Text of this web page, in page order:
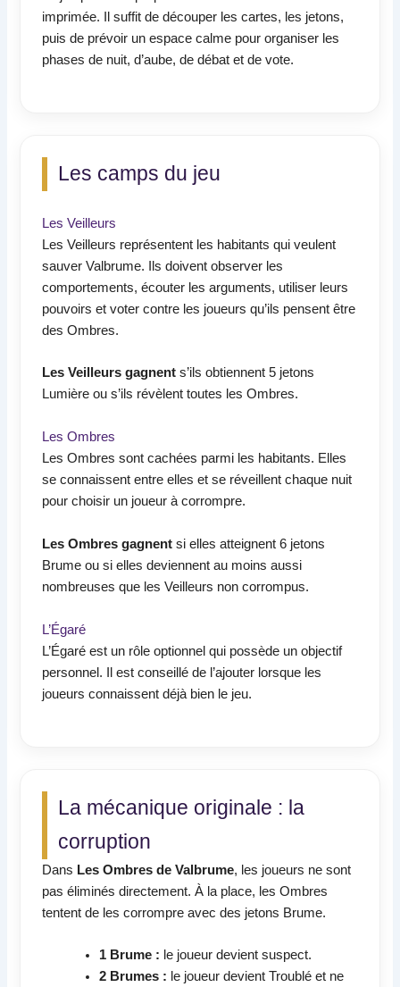
imprimée. Il suffit de découper les cartes, les jetons,
puis de prévoir un espace calme pour organiser les
phases de nuit, d’aube, de débat et de vote.
Les camps du jeu
Les Veilleurs
Les Veilleurs représentent les habitants qui veulent
sauver Valbrume. Ils doivent observer les
comportements, écouter les arguments, utiliser leurs
pouvoirs et voter contre les joueurs qu’ils pensent être
des Ombres.
Les Veilleurs gagnent s’ils obtiennent 5 jetons
Lumière ou s’ils révèlent toutes les Ombres.
Les Ombres
Les Ombres sont cachées parmi les habitants. Elles
se connaissent entre elles et se réveillent chaque nuit
pour choisir un joueur à corrompre.
Les Ombres gagnent si elles atteignent 6 jetons
Brume ou si elles deviennent au moins aussi
nombreuses que les Veilleurs non corrompus.
L’Égaré
L’Égaré est un rôle optionnel qui possède un objectif
personnel. Il est conseillé de l’ajouter lorsque les
joueurs connaissent déjà bien le jeu.
La mécanique originale : la
corruption
Dans Les Ombres de Valbrume, les joueurs ne sont
pas éliminés directement. À la place, les Ombres
tentent de les corrompre avec des jetons Brume.
1 Brume : le joueur devient suspect.
2 Brumes : le joueur devient Troublé et ne